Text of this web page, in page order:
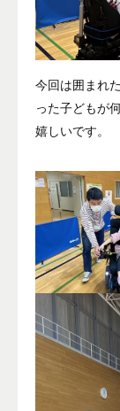
今回は囲まれ
った子どもが
嬉しいです。